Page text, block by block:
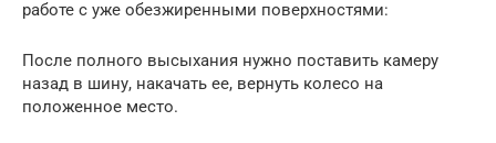
работе с уже обезжиренными поверхностями:
После полного высыхания нужно поставить камеру
назад в шину, накачать ее, вернуть колесо на
положенное место.